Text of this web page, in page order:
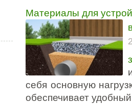
Материалы для
себя основную
обеспечивает